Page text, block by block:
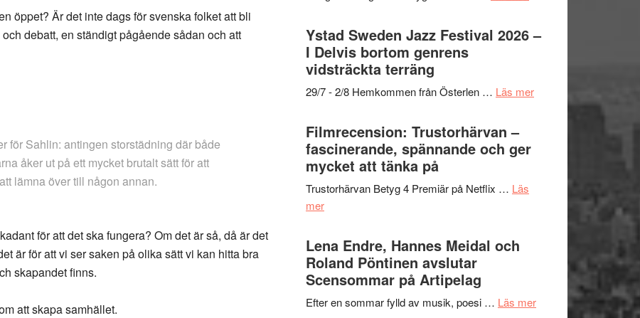
öppet? Är det inte dags för svenska folket att bli
debatt, en ständigt pågående sådan och att
för Sahlin: antingen storstädning där både
åker ut på ett mycket brutalt sätt för att
lämna över till någon annan.
för att det ska fungera? Om det är så, då är det
är för att vi ser saken på olika sätt vi kan hitta bra
skapandet finns.
att skapa samhället.
en
hjärtevarm
Ystad Sweden Jazz Festival 2026 –
I Delvis bortom genrens
vidsträckta terräng
29/7 - 2/8 Hemkommen från Österlen … Läs merom
Filmrecension: Trustorhärvan –
fascinerande, spännande och ger
mycket att tänka på
Trustorhärvan Betyg 4 Premiär på Netflix … Läs
merom
Trustorhärvan
–
fascinerande,
spännande
och
Lena Endre, Hannes Meidal och
Roland Pöntinen avslutar
Scensommar på Artipelag
Efter en sommar fylld av musik, poesi … Läs merom